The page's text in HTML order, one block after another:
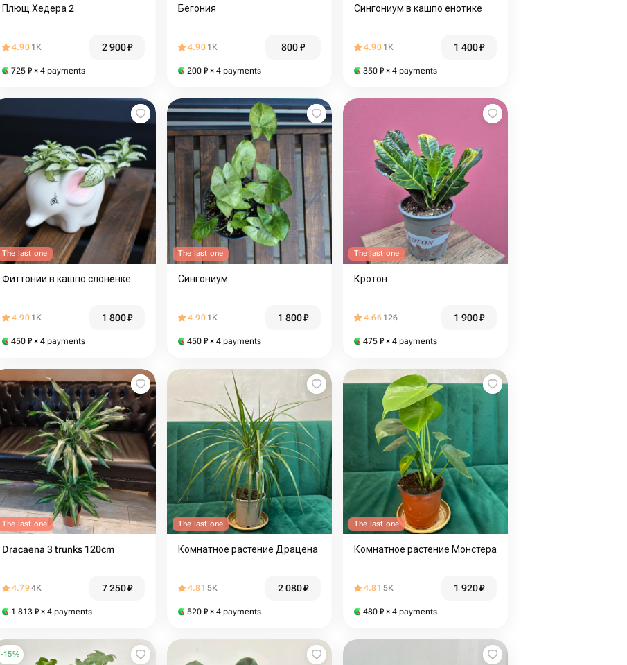
Плющ Хедера 2
4.90 1K 2 900₽
725 ₽ × 4 payments
Бегония
4.90 1K 800₽
200 ₽ × 4 payments
Сингониум в кашпо енотике
4.90 1K 1 400₽
350 ₽ × 4 payments
The last one
Фиттонии в кашпо слонeнке
4.90 1K 1 800₽
450 ₽ × 4 payments
The last one
Сингониум
4.90 1K 1 800₽
450 ₽ × 4 payments
The last one
Кротон
4.66 126 1 900₽
475 ₽ × 4 payments
The last one
Dracaena 3 trunks 120cm
4.794K 7 250₽
1 813 ₽ × 4 payments
The last one
Комнатное растение Драцена
4.81 5K 2 080₽
520 ₽ × 4 payments
The last one
Комнатное растение Монстера
4.81 5K 1 920₽
480 ₽ × 4 payments
-15%